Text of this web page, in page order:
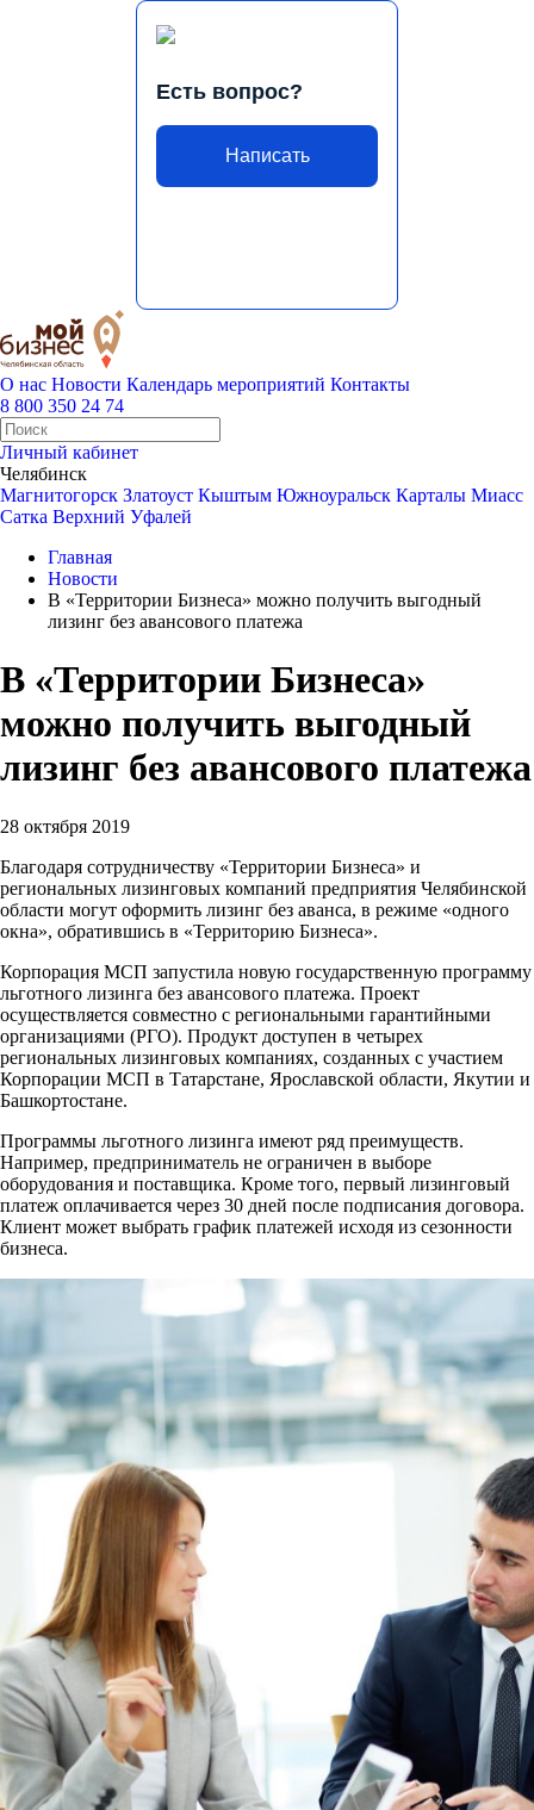
Есть вопрос?
Написать
О нас Новости Календарь мероприятий Контакты
8 800 350 24 74
Личный кабинет
Челябинск
Магнитогорск Златоуст Кыштым Южноуральск Карталы Миасс
Сатка Верхний Уфалей
Главная
Новости
В «Территории Бизнеса» можно получить выгодный
лизинг без авансового платежа
В «Территории Бизнеса»
можно получить выгодный
лизинг без авансового платежа
28 октября 2019
Благодаря сотрудничеству «Территории Бизнеса» и
региональных лизинговых компаний предприятия Челябинской
области могут оформить лизинг без аванса, в режиме «одного
окна», обратившись в «Территорию Бизнеса».
Корпорация МСП запустила новую государственную программу
льготного лизинга без авансового платежа. Проект
осуществляется совместно с региональными гарантийными
организациями (РГО). Продукт доступен в четырех
региональных лизинговых компаниях, созданных с участием
Корпорации МСП в Татарстане, Ярославской области, Якутии и
Башкортостане.
Программы льготного лизинга имеют ряд преимуществ.
Например, предприниматель не ограничен в выборе
оборудования и поставщика. Кроме того, первый лизинговый
платеж оплачивается через 30 дней после подписания договора.
Клиент может выбрать график платежей исходя из сезонности
бизнеса.